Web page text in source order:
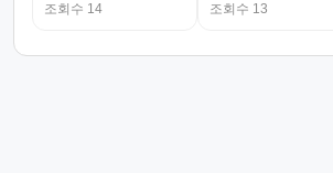
조회수 14
조회수 13